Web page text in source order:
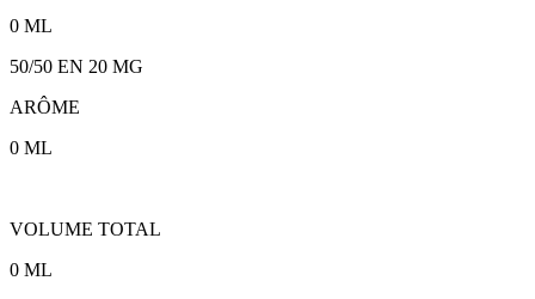
0 ML
50/50 EN 20 MG
ARÔME
0 ML
VOLUME TOTAL
0 ML